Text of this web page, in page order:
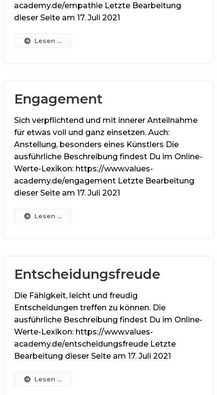
academy.de/empathie Letzte Bearbeitung
dieser Seite am 17. Juli 2021
Lesen ...
Engagement
Sich verpflichtend und mit innerer Anteilnahme
für etwas voll und ganz einsetzen. Auch:
Anstellung, besonders eines Künstlers Die
ausführliche Beschreibung findest Du im Online-
Werte-Lexikon: https://www.values-
academy.de/engagement Letzte Bearbeitung
dieser Seite am 17. Juli 2021
Lesen ...
Entscheidungsfreude
Die Fähigkeit, leicht und freudig
Entscheidungen treffen zu können. Die
ausführliche Beschreibung findest Du im Online-
Werte-Lexikon: https://www.values-
academy.de/entscheidungsfreude Letzte
Bearbeitung dieser Seite am 17. Juli 2021
Lesen ...